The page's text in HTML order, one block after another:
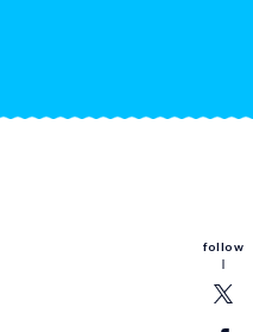
follow